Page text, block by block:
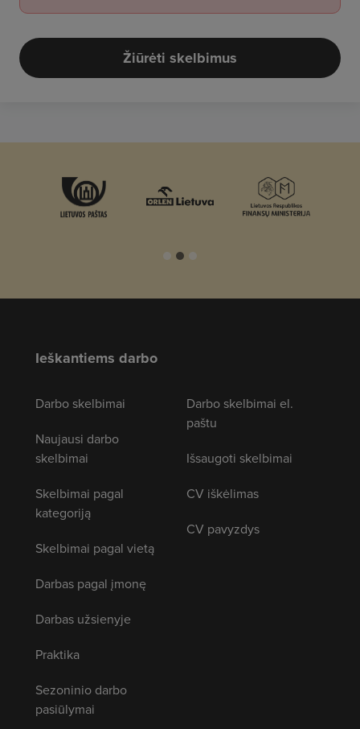
Žiūrėti skelbimus
Ieškantiems darbo
Darbo skelbimai
Naujausi darbo
skelbimai
Skelbimai pagal
kategoriją
Skelbimai pagal vietą
Darbas pagal įmonę
Darbas užsienyje
Praktika
Sezoninio darbo
pasiūlymai
Darbo skelbimai el.
paštu
Išsaugoti skelbimai
CV iškėlimas
CV pavyzdys